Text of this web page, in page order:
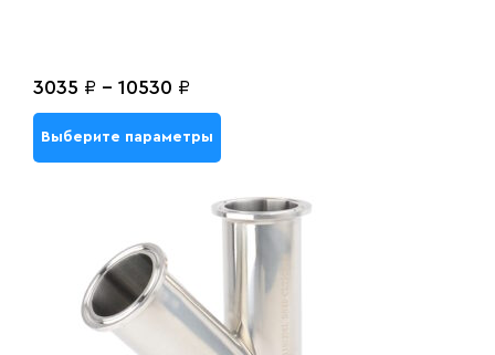
3035 ₽ - 10530 ₽
Выберите параметры